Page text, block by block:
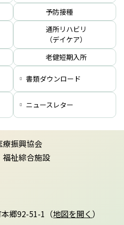
予防接種
通所リハビリ
（デイケア）
老健短期入所
書類ダウンロード
ニュースレター
郷92-51-1（地図を開く ）